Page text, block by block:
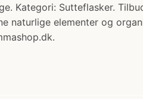
Kategori: Sutteflasker.
naturlige elementer og